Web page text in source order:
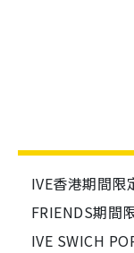
IVE香港期間限
FRIENDS期間
IVE SWICH